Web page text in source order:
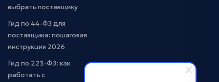
выбрать поставщику
Гид по 44-ФЗ для
поставщика: пошаговая
инструкция 2026
Гид по 223-ФЗ: как
работать с